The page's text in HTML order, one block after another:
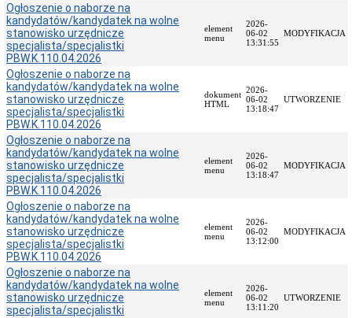
Plan
postępowań
Ogłoszenia
o
przetargach
Rozstrzygnięcia
przetargów
Archiwum
Praca
i
kariera
Oferta
pracy
Wymagania
formalne
Ogłoszenia
o
wyborze
aplikacji
Archiwum
Ogłoszenie o naborze na
kandydatów/kandydatek na wolne
stanowisko urzędnicze
specjalista/specjalistki
PBW.K.110.04.2026
element
menu
2026-
06-02
13:31:55
MODYFIKACJA
Ogłoszenie o naborze na
kandydatów/kandydatek na wolne
stanowisko urzędnicze
specjalista/specjalistki
PBW.K.110.04.2026
dokument
HTML
2026-
06-02
13:18:47
UTWORZENIE
Ogłoszenie o naborze na
kandydatów/kandydatek na wolne
stanowisko urzędnicze
specjalista/specjalistki
PBW.K.110.04.2026
element
menu
2026-
06-02
13:18:47
MODYFIKACJA
Ogłoszenie o naborze na
kandydatów/kandydatek na wolne
stanowisko urzędnicze
specjalista/specjalistki
PBW.K.110.04.2026
element
menu
2026-
06-02
13:12:00
MODYFIKACJA
Ogłoszenie o naborze na
kandydatów/kandydatek na wolne
stanowisko urzędnicze
specjalista/specjalistki
element
menu
2026-
06-02
13:11:20
UTWORZENIE